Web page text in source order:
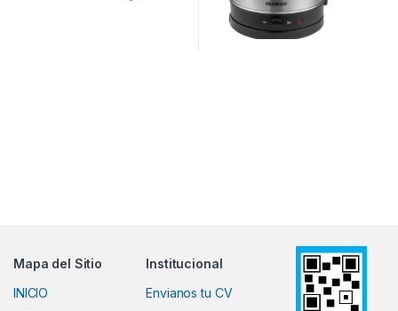
Mapa del Sitio
INICIO
Institucional
Envianos tu CV